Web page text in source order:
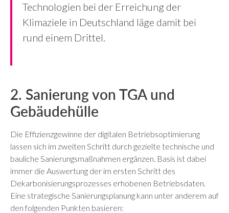
Technologien bei der Erreichung der
Klimaziele in Deutschland läge damit bei
rund einem Drittel.
2. Sanierung von TGA und
Gebäudehülle
Die Effizienzgewinne der digitalen Betriebsoptimierung
lassen sich im zweiten Schritt durch gezielte technische und
bauliche Sanierungsmaßnahmen ergänzen. Basis ist dabei
immer die Auswertung der im ersten Schritt des
Dekarbonisierungsprozesses erhobenen Betriebsdaten.
Eine strategische Sanierungsplanung kann unter anderem auf
den folgenden Punkten basieren: